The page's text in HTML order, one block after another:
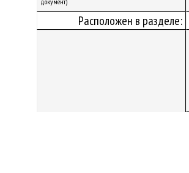
Расположен в разделе: